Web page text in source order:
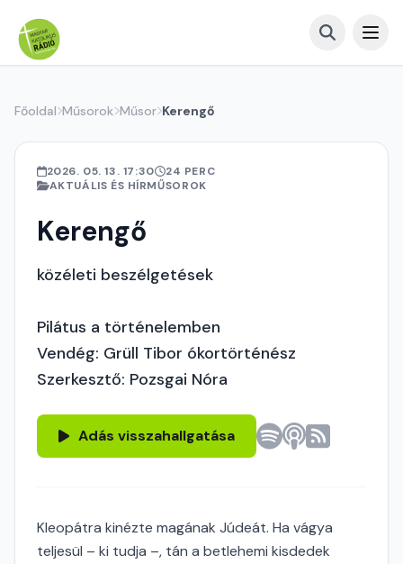
Főoldal Műsorok Műsor Kerengő
2026. 05. 13. 17:30
24 PERC
AKTUÁLIS ÉS HÍRMŰSOROK
Kerengő
közéleti beszélgetések
Pilátus a történelemben
Vendég: Grüll Tibor ókortörténész
Szerkesztő: Pozsgai Nóra
Adás visszahallgatása
Kleopátra kinézte magának Júdeát. Ha vágya
teljesül – ki tudja –, tán a betlehemi kisdedek